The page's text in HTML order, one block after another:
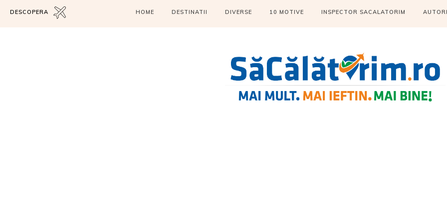
DESCOPERA HOME DESTINATII DIVERSE 10 MOTIVE INSPECTOR SACALATORIM AUTORI